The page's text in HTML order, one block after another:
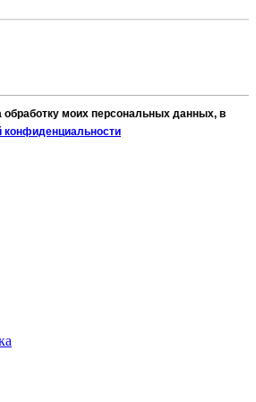
обработку моих персональных данных, в
конфиденциальности